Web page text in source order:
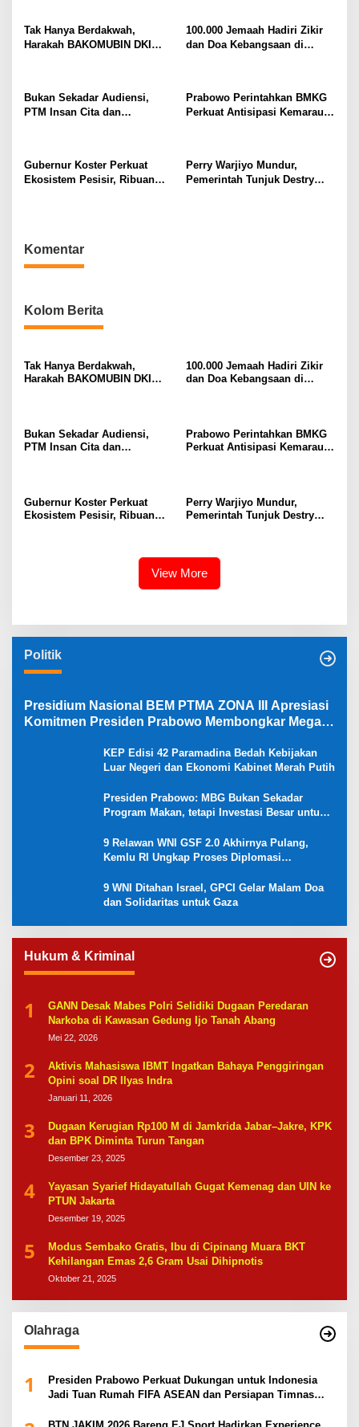
s
i
o
s
Tak Hanya Berdakwah,
Harakah BAKOMUBIN DKI
100.000 Jemaah Hadiri Zikir
dan Doa Kebangsaan di
Bukan Sekadar Audiensi,
PTM Insan Cita dan
Prabowo Perintahkan BMKG
Perkuat Antisipasi Kemarau
Gubernur Koster Perkuat
Ekosistem Pesisir, Ribuan
Perry Warjiyo Mundur,
Pemerintah Tunjuk Destry
Komentar
Kolom Berita
Tak Hanya Berdakwah,
Harakah BAKOMUBIN DKI
100.000 Jemaah Hadiri Zikir
dan Doa Kebangsaan di
Bukan Sekadar Audiensi,
PTM Insan Cita dan
Prabowo Perintahkan BMKG
Perkuat Antisipasi Kemarau
Gubernur Koster Perkuat
Ekosistem Pesisir, Ribuan
Perry Warjiyo Mundur,
Pemerintah Tunjuk Destry
View More
Politik
Presidium Nasional BEM PTMA ZONA III Apresiasi
Komitmen Presiden Prabowo Membongkar Mega
KEP Edisi 42 Paramadina Bedah Kebijakan
Luar Negeri dan Ekonomi Kabinet Merah Putih
Presiden Prabowo: MBG Bukan Sekadar
Program Makan, tetapi Investasi Besar untuk
Ekonomi Desa
9 Relawan WNI GSF 2.0 Akhirnya Pulang,
Kemlu RI Ungkap Proses Diplomasi
9 WNI Ditahan Israel, GPCI Gelar Malam Doa
dan Solidaritas untuk Gaza
Hukum & Kriminal
1
GANN Desak Mabes Polri Selidiki Dugaan Peredaran
Narkoba di Kawasan Gedung Ijo Tanah Abang
Mei 22, 2026
2
Aktivis Mahasiswa IBMT Ingatkan Bahaya Penggiringan
Opini soal DR Ilyas Indra
Januari 11, 2026
3
Dugaan Kerugian Rp100 M di Jamkrida Jabar–Jakre, KPK
dan BPK Diminta Turun Tangan
Desember 23, 2025
4
Yayasan Syarief Hidayatullah Gugat Kemenag dan UIN ke
PTUN Jakarta
Desember 19, 2025
5
Modus Sembako Gratis, Ibu di Cipinang Muara BKT
Kehilangan Emas 2,6 Gram Usai Dihipnotis
Oktober 21, 2025
Olahraga
1
Presiden Prabowo Perkuat Dukungan untuk Indonesia
Jadi Tuan Rumah FIFA ASEAN dan Persiapan Timnas